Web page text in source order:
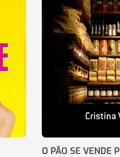
O PÃO SE VENDE